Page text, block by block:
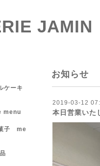
JAMIN
お知らせ
2019-03-12
本日営業いた
ケーキ
menu
菓子 me